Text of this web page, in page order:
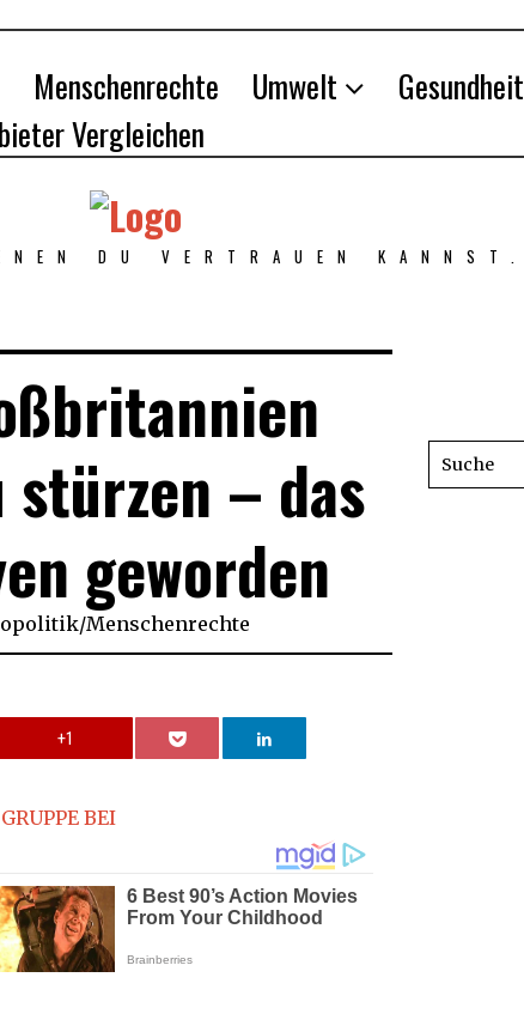
Menschenrechte Umwelt
Gesundheit
Vergleichen
DU VERTRAUEN KANNST.
stürzen – das
geworden
/Menschenrechte
+1
BEI